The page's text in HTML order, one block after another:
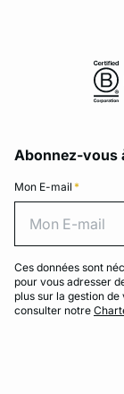
Abonnez-vous
Mon E-mail *
Ces données sont
pour vous adresser
plus sur la gestion
consulter notre